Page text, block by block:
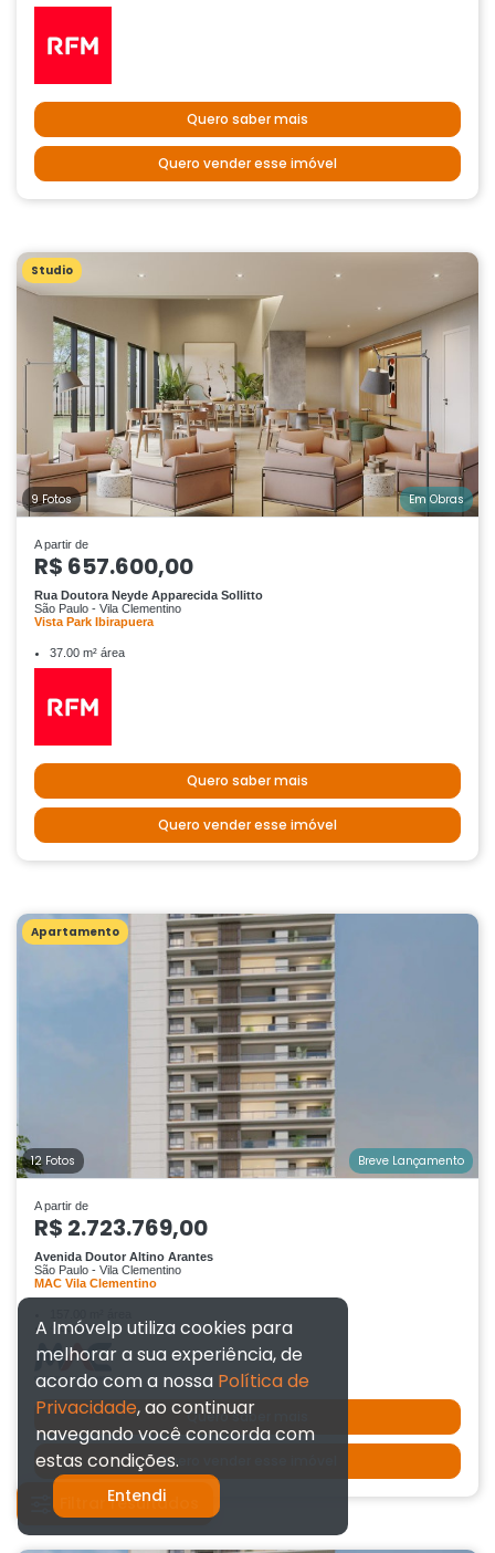
Quero saber mais
Quero vender esse imóvel
Studio
9 Fotos Em Obras
A partir de
R$ 657.600,00
Rua Doutora Neyde Apparecida Sollitto
São Paulo - Vila Clementino
Vista Park Ibirapuera
37.00 m² área
Quero saber mais
Quero vender esse imóvel
Apartamento
12 Fotos Breve Lançamento
A partir de
R$ 2.723.769,00
Avenida Doutor Altino Arantes
São Paulo - Vila Clementino
MAC Vila Clementino
4 quartos
Quero saber mais
Quero vender esse imóvel
Filtrar resultados
A Imóvelp utiliza cookies para
melhorar a sua experiência, de
acordo com a nossa Política de
Privacidade, ao continuar
navegando você concorda com
estas condições.
Entendi